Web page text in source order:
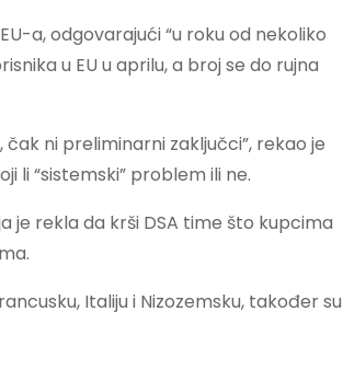
a, odgovarajući “u roku od nekoliko
u EU u aprilu, a broj se do rujna
čak ni preliminarni zaključci”, rekao je
li “sistemski” problem ili ne.
rekla da krši DSA time što kupcima
Italiju i Nizozemsku, također su